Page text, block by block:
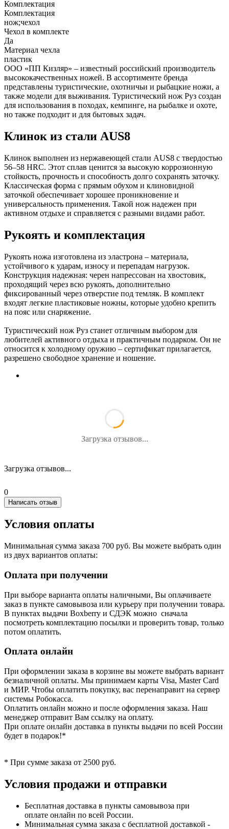
Комплектация
Комплектация
нож;чехол
Чехол в комплекте
Да
Материал чехла
пластик
ООО «ПП Кизляр» – известный российский производитель
высококачественных ножей. В ассортименте бренда
представлены туристические, охотничьи и рыбацкие ножи, а
также модели для выживания. Туристический нож Руз создан
для использования в походах, кемпинге, на рыбалке и охоте,
но также подходит и для бытовых задач.
Клинок из стали AUS8
Клинок выполнен из нержавеющей стали AUS8 с твердостью
56–58 HRC. Этот сплав ценится за высокую коррозионную
стойкость, прочность и способность долго сохранять заточку.
Классическая форма с прямым обухом и клиновидной
заточкой обеспечивает хорошее проникновение и
универсальность применения. Такой нож надежен при
активном отдыхе и справляется с разными видами работ.
Рукоять и комплектация
Рукоять ножа изготовлена из эластрона – материала,
устойчивого к ударам, износу и перепадам нагрузок.
Конструкция надежная: черен напрессован на хвостовик,
проходящий через всю рукоять, дополнительно
фиксированный через отверстие под темляк. В комплект
входят легкие пластиковые ножны, которые удобно крепить
на пояс или снаряжение.
Туристический нож Руз станет отличным выбором для
любителей активного отдыха и практичным подарком. Он не
относится к холодному оружию – сертификат прилагается,
разрешено свободное хранение и ношение.
Загрузка отзывов...
Загрузка отзывов...
0
Написать отзыв
Условия оплаты
Минимальная сумма заказа 700 руб. Вы можете выбрать один
из двух вариантов оплаты:
Оплата при получении
При выборе варианта оплаты наличными, Вы оплачиваете
заказ в пункте самовывоза или курьеру при получении товара.
В пунктах выдачи Boxberry и СДЭК можно сначала
посмотреть комплектацию посылки и проверить товар, только
потом оплатить.
Оплата онлайн
При оформлении заказа в корзине вы можете выбрать вариант
безналичной оплаты. Мы принимаем карты Visa, Master Card
и МИР. Чтобы оплатить покупку, вас перенаправит на сервер
системы Робокасса.
Оплатить онлайн можно и после оформления заказа. Наш
менеджер отправит Вам ссылку на оплату.
При оплате онлайн доставка в пункты выдачи по всей России
будет в подарок!*
* При сумме заказа от 2500 руб.
Условия продажи и отправки
Бесплатная доставка в пункты самовывоза при
оплате онлайн по всей России.
Минимальная сумма заказа с бесплатной доставкой -